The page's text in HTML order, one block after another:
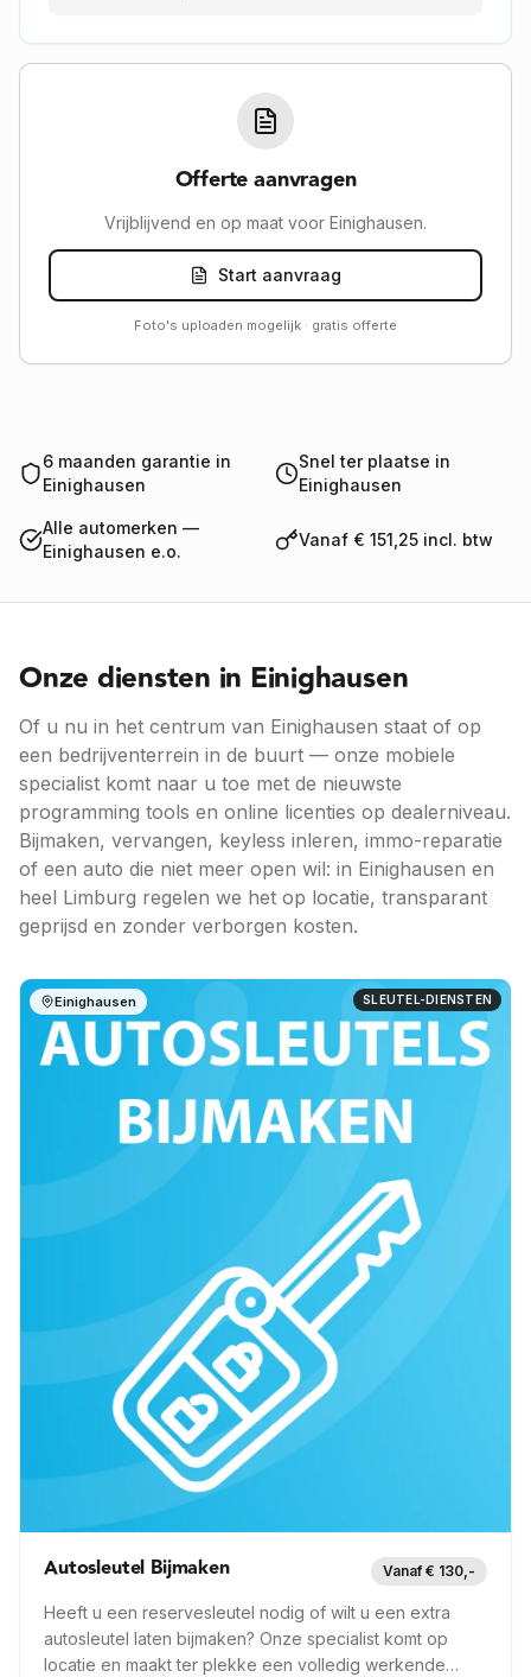
Offerte aanvragen
Vrijblijvend en op maat voor Einighausen.
Start aanvraag
Foto's uploaden mogelijk · gratis offerte
6 maanden garantie in
Einighausen
Snel ter plaatse in
Einighausen
Alle automerken —
Einighausen e.o.
Vanaf € 151,25 incl. btw
Onze diensten in Einighausen
Of u nu in het centrum van Einighausen staat of op
een bedrijventerrein in de buurt — onze mobiele
specialist komt naar u toe met de nieuwste
programming tools en online licenties op dealerniveau.
Bijmaken, vervangen, keyless inleren, immo-reparatie
of een auto die niet meer open wil: in Einighausen en
heel Limburg regelen we het op locatie, transparant
geprijsd en zonder verborgen kosten.
Einighausen SLEUTEL-DIENSTEN
Autosleutel Bijmaken Vanaf € 130,-
Heeft u een reservesleutel nodig of wilt u een extra
autosleutel laten bijmaken? Onze specialist komt op
locatie en maakt ter plekke een volledig werkende